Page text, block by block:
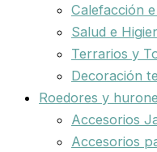
Calefacción
Salud e
Terrarios y
Decoración
Roedores y
Accesorios
Accesorios